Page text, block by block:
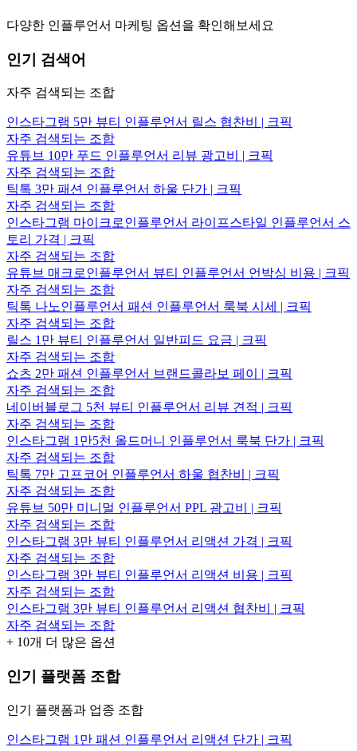
다양한 인플루언서 마케팅 옵션을 확인해보세요
인기 검색어
자주 검색되는 조합
인스타그램 5만 뷰티 인플루언서 릴스 협찬비 | 크픽
자주 검색되는 조합
유튜브 10만 푸드 인플루언서 리뷰 광고비 | 크픽
자주 검색되는 조합
틱톡 3만 패션 인플루언서 하울 단가 | 크픽
자주 검색되는 조합
인스타그램 마이크로인플루언서 라이프스타일 인플루언서 스
토리 가격 | 크픽
자주 검색되는 조합
유튜브 매크로인플루언서 뷰티 인플루언서 언박싱 비용 | 크픽
자주 검색되는 조합
틱톡 나노인플루언서 패션 인플루언서 룩북 시세 | 크픽
자주 검색되는 조합
릴스 1만 뷰티 인플루언서 일반피드 요금 | 크픽
자주 검색되는 조합
쇼츠 2만 패션 인플루언서 브랜드콜라보 페이 | 크픽
자주 검색되는 조합
네이버블로그 5천 뷰티 인플루언서 리뷰 견적 | 크픽
자주 검색되는 조합
인스타그램 1만5천 올드머니 인플루언서 룩북 단가 | 크픽
자주 검색되는 조합
틱톡 7만 고프코어 인플루언서 하울 협찬비 | 크픽
자주 검색되는 조합
유튜브 50만 미니멀 인플루언서 PPL 광고비 | 크픽
자주 검색되는 조합
인스타그램 3만 뷰티 인플루언서 리액션 가격 | 크픽
자주 검색되는 조합
인스타그램 3만 뷰티 인플루언서 리액션 비용 | 크픽
자주 검색되는 조합
인스타그램 3만 뷰티 인플루언서 리액션 협찬비 | 크픽
자주 검색되는 조합
+ 10개 더 많은 옵션
인기 플랫폼 조합
인기 플랫폼과 업종 조합
인스타그램 1만 패션 인플루언서 리액션 단가 | 크픽